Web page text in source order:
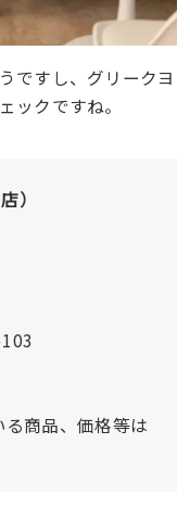
ですし、グリークヨ
ックですね。
）
商品、価格等は